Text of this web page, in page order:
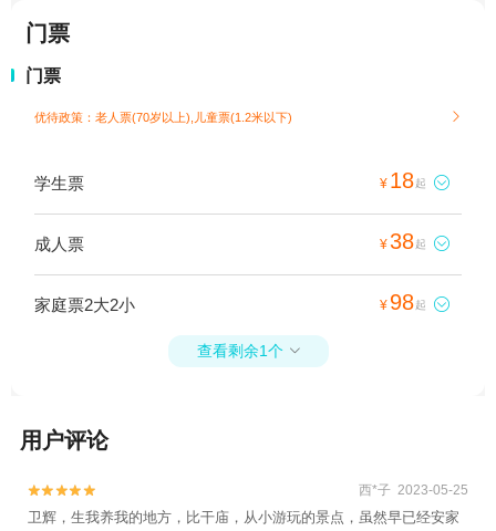
门票
门票
优待政策：老人票(70岁以上),儿童票(1.2米以下) 
学生票 ¥ 18起 
成人票 ¥38起 
家庭票2大2小 ¥ 98起 
查看剩余1个 
用户评论

 西*子 2023-05-25
卫辉，生我养我的地方，比干庙，从小游玩的景点，虽然早已经安家